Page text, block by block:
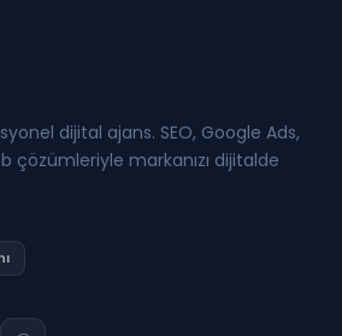
dijital ajans. SEO, Google Ads,
çözümleriyle markanızı dijitalde